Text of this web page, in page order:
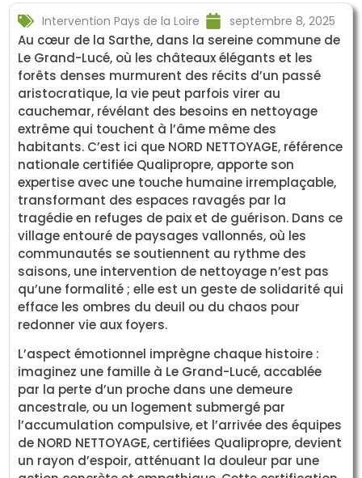
Intervention Pays de la Loire septembre 8, 2025
Au cœur de la Sarthe, dans la sereine commune de
Le Grand-Lucé, où les châteaux élégants et les
forêts denses murmurent des récits d’un passé
aristocratique, la vie peut parfois virer au
cauchemar, révélant des besoins en nettoyage
extrême qui touchent à l’âme même des
habitants. C’est ici que NORD NETTOYAGE, référence
nationale certifiée Qualipropre, apporte son
expertise avec une touche humaine irremplaçable,
transformant des espaces ravagés par la
tragédie en refuges de paix et de guérison. Dans ce
village entouré de paysages vallonnés, où les
communautés se soutiennent au rythme des
saisons, une intervention de nettoyage n’est pas
qu’une formalité ; elle est un geste de solidarité qui
efface les ombres du deuil ou du chaos pour
redonner vie aux foyers.
L’aspect émotionnel imprègne chaque histoire :
imaginez une famille à Le Grand-Lucé, accablée
par la perte d’un proche dans une demeure
ancestrale, ou un logement submergé par
l’accumulation compulsive, et l’arrivée des équipes
de NORD NETTOYAGE, certifiées Qualipropre, devient
un rayon d’espoir, atténuant la douleur par une